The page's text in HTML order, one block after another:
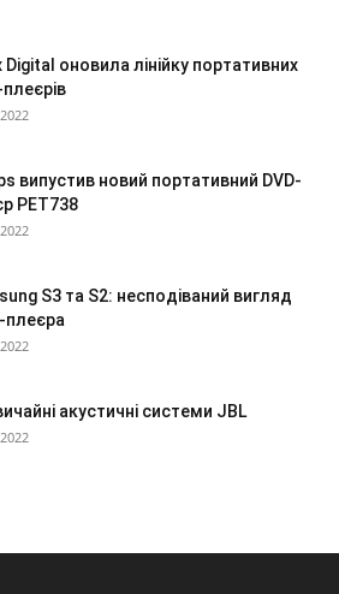
Digital оновила лінійку портативних
плеєрів
випустив новий портативний DVD-
PET738
S3 та S2: несподіваний вигляд
акустичні системи JBL